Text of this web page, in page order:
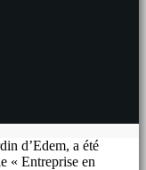
d’Edem, a été
« Entreprise en